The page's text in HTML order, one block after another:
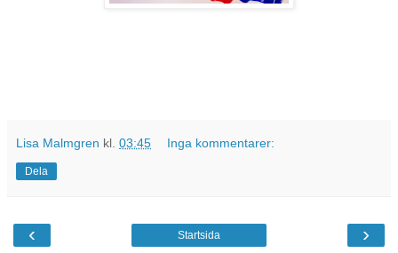
Lisa Malmgren kl. 03:45 Inga kommentarer:
Dela
‹ ›
Startsida